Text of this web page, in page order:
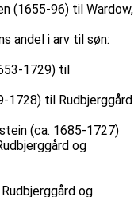
(1655-96) til Wardow,
andel i arv til søn:
1729) til
1728) til Rudbjerggård
(ca. 1685-1727)
og
og